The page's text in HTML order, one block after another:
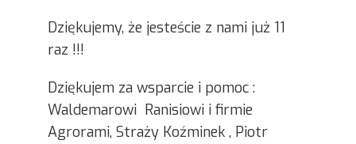
Dziękujemy, że jesteście z nami już 11
raz !!!
Dziękujem za wsparcie i pomoc :
Waldemarowi Ranisiowi i firmie
Agrorami, Straży Koźminek , Piotr